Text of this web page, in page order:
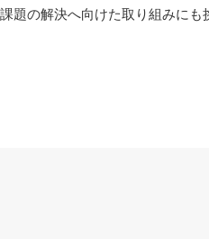
の解決へ向けた取り組みにも